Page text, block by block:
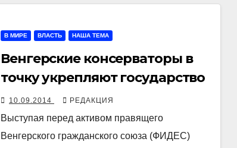
В МИРЕ ВЛАСТЬ НАША ТЕМА
Венгерские консерваторы в
точку укрепляют государство
10.09.2014 РЕДАКЦИЯ
Выступая перед активом правящего
Венгерского гражданского союза (ФИДЕС)